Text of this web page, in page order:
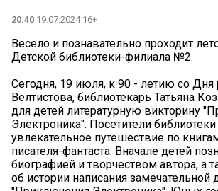
20:40 19.07.2024 16+
Весело и познавательно проходит
Детской библиотеки-филиала №2.
Сегодня, 19 июля, к 90 - летию со Дня
Велтистова, библиотекарь Татьяна
для детей литературную викторину
Электроника". Посетители
увлекательное путешествие по
писателя-фантаста. Вначале детей
биографией и творчеством автора, а
об истории написания замечательной